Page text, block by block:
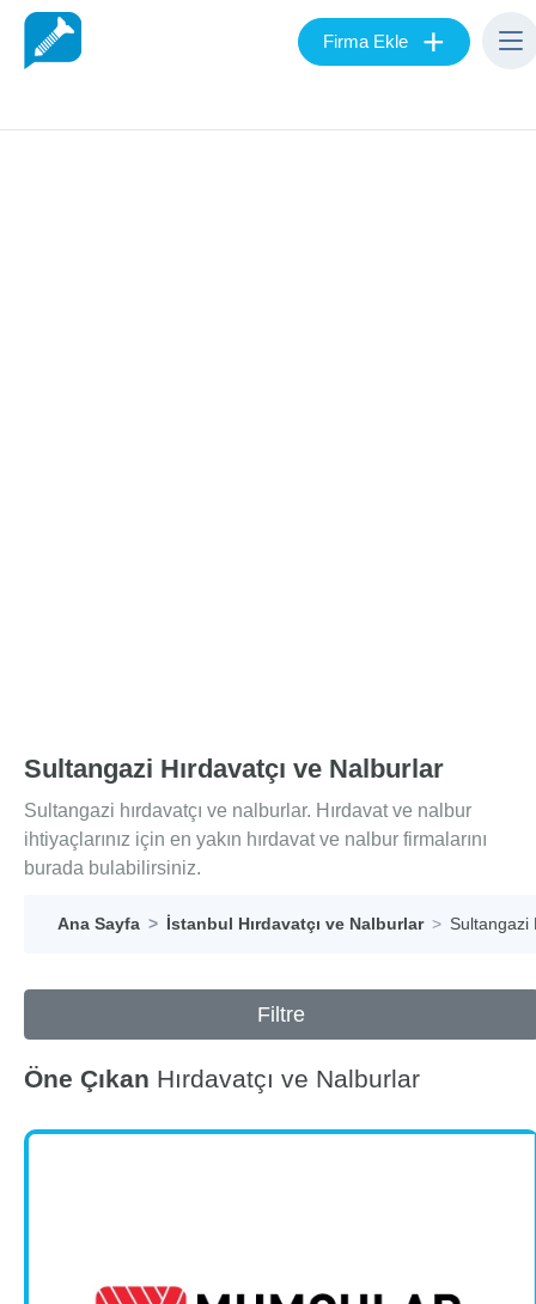
Firma Ekle +
Sultangazi Hırdavatçı ve Nalburlar
Sultangazi hırdavatçı ve nalburlar. Hırdavat ve nalbur
ihtiyaçlarınız için en yakın hırdavat ve nalbur firmalarını
burada bulabilirsiniz.
Ana Sayfa İstanbul Hırdavatçı ve Nalburlar Sultangazi
Filtre
Öne Çıkan Hırdavatçı ve Nalburlar